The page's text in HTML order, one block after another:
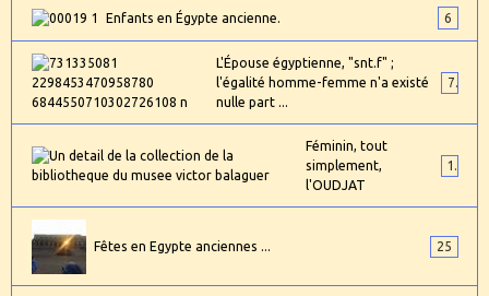
Enfants en Égypte ancienne. 6
L'Épouse égyptienne, "snt.f" ;
l'égalité homme-femme n'a existé
nulle part ...
Féminin, tout
simplement,
l'OUDJAT
Fêtes en Egypte anciennes ... 25